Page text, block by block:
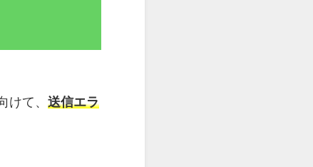
けて、 送信エラ